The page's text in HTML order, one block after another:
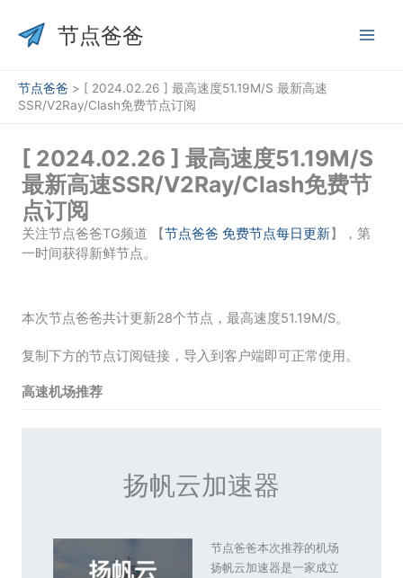
节点爸爸
节点爸爸 > [ 2024.02.26 ] 最高速度51.19M/S 最新高速
SSR/V2Ray/Clash免费节点订阅
[ 2024.02.26 ] 最高速度51.19M/S
最新高速SSR/V2Ray/Clash免费节
点订阅
关注节点爸爸TG频道 【节点爸爸 免费节点每日更新】，第
一时间获得新鲜节点。
本次节点爸爸共计更新28个节点，最高速度51.19M/S。
复制下方的节点订阅链接，导入到客户端即可正常使用。
高速机场推荐
扬帆云加速器
节点爸爸本次推荐的机场
扬帆云加速器是一家成立